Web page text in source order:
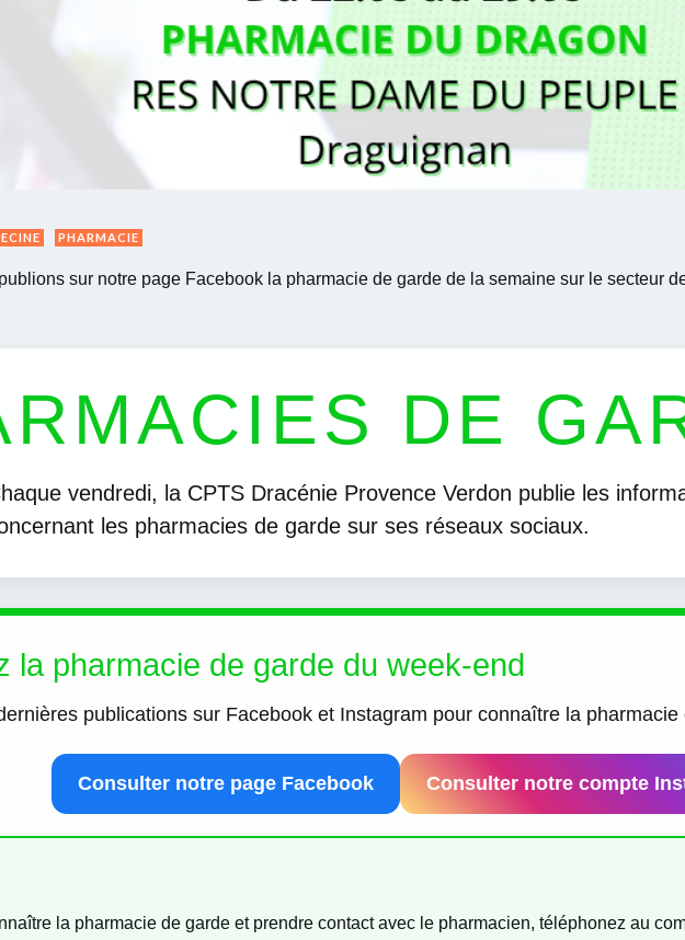
PHARMACIE
sur notre page Facebook la pharmacie de garde de la semaine sur le secteur
DE
vendredi, la CPTS Dracénie Provence Verdon publie les
les pharmacies de garde sur ses réseaux sociaux.
la pharmacie de garde du week-end
publications sur Facebook et Instagram pour connaître la
Consulter notre page Facebook Consulter notre compte
la pharmacie de garde et prendre contact avec le pharmacien, téléphonez au